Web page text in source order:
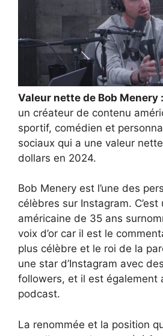
Valeur nette de Bob Menery :
un créateur de contenu
sportif, comédien et
sociaux qui a une valeur
dollars en 2024.
Bob Menery est l’une des
célèbres sur Instagram.
américaine de 35 ans
voix d’or car il est le
plus célèbre et le roi de la
une star d’Instagram avec
followers, et il est également
podcast.
La renommée et la position